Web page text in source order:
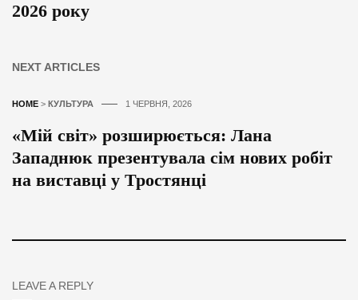
2026 року
NEXT ARTICLES
HOME > КУЛЬТУРА 1 ЧЕРВНЯ, 2026
«Мій світ» розширюється: Лана
Западнюк презентувала сім нових робіт
на виставці у Тростянці
LEAVE A REPLY